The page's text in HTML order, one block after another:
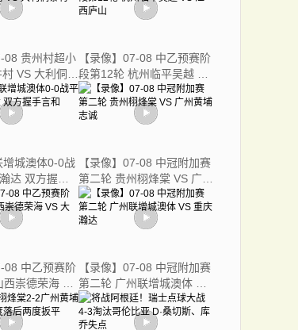
08 贵州村超小
VS 大利侗寨
【录像】07-08 中乙预赛阶
段第12轮 杭州临平吴越 VS
江西庐山
增城澳体0-0战
达 双方握手
【录像】07-08 中冠附加赛
第二轮 贵州栩烽棠 VS 广州
黄埔志诚
08 中乙预赛阶
崇德荣海 VS
【录像】07-08 中冠附加赛
第二轮 广州联增城澳体 VS
重庆瀚达